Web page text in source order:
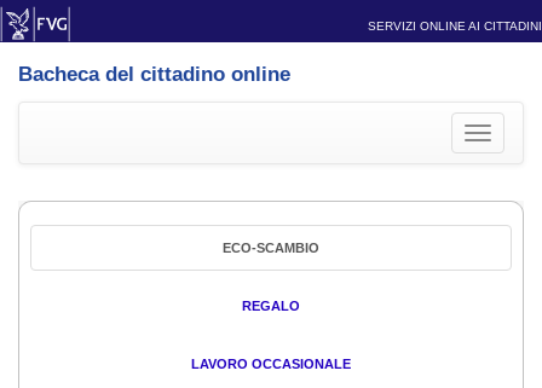
SERVIZI ONLINE AI CITTADINI
Bacheca del cittadino online
Toggle
ECO-SCAMBIO
REGALO
LAVORO OCCASIONALE